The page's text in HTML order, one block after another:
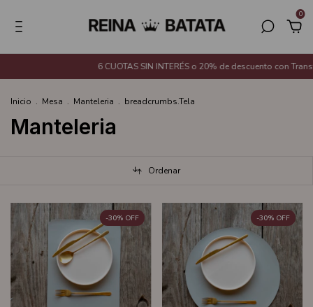
0
6 CUOTAS SIN INTERÉS o 20% de descuento con Transferencia
Inicio . Mesa . Manteleria . breadcrumbs.Tela
Manteleria
Ordenar
-30% OFF -30% OFF